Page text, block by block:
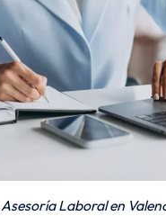
Asesoría Laboral en